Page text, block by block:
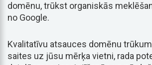
domēnu, trūkst organiskās
no Google.
Kvalitatīvu atsauces domēnu
saites uz jūsu mērķa vietni, rada